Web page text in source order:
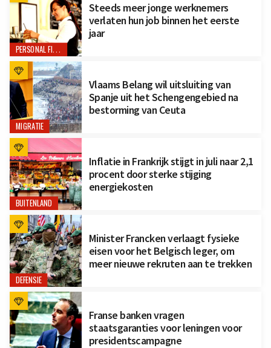
PERSONAL FINANCE
Steeds meer jonge werknemers
verlaten hun job binnen het eerste
jaar
MIGRATIE
Vlaams Belang wil uitsluiting van
Spanje uit het Schengengebied na
bestorming van Ceuta
BUITENLAND
Inflatie in Frankrijk stijgt in juli naar 2,1
procent door sterke stijging
energiekosten
DEFENSIE
Minister Francken verlaagt fysieke
eisen voor het Belgisch leger, om
meer nieuwe rekruten aan te trekken
Franse banken vragen
staatsgaranties voor leningen voor
presidentscampagne